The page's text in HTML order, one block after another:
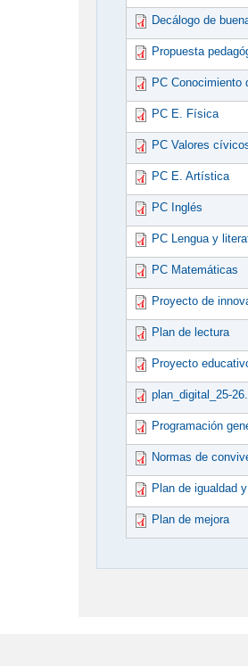
Decálogo de
Propuesta
PC Conocimiento
PC E. Física
PC Valores
PC E. Artística
PC Inglés
PC Lengua y
PC Matemáticas
Proyecto de
Plan de lectura
Proyecto
plan_digital_25-
Programación
Normas de
Plan de igualdad
Plan de mejora